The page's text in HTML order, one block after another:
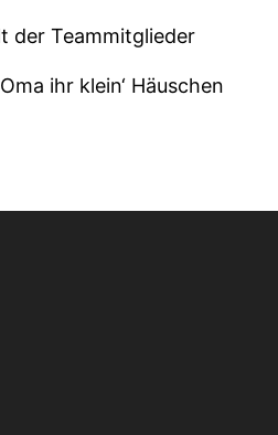
der Teammitglieder
Oma ihr klein‘ Häuschen